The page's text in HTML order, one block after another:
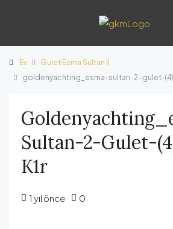
Ev
Gulet Esma Sultan II
goldenyachting_esma-sultan-2-gulet-
Sultan-2-Gulet-
K1r
1 yıl önce 0